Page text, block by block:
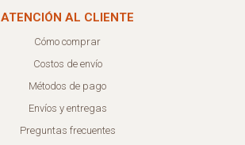
ATENCIÓN AL CLIENTE
Cómo comprar
Costos de envío
Métodos de pago
Envíos y entregas
Preguntas frecuentes